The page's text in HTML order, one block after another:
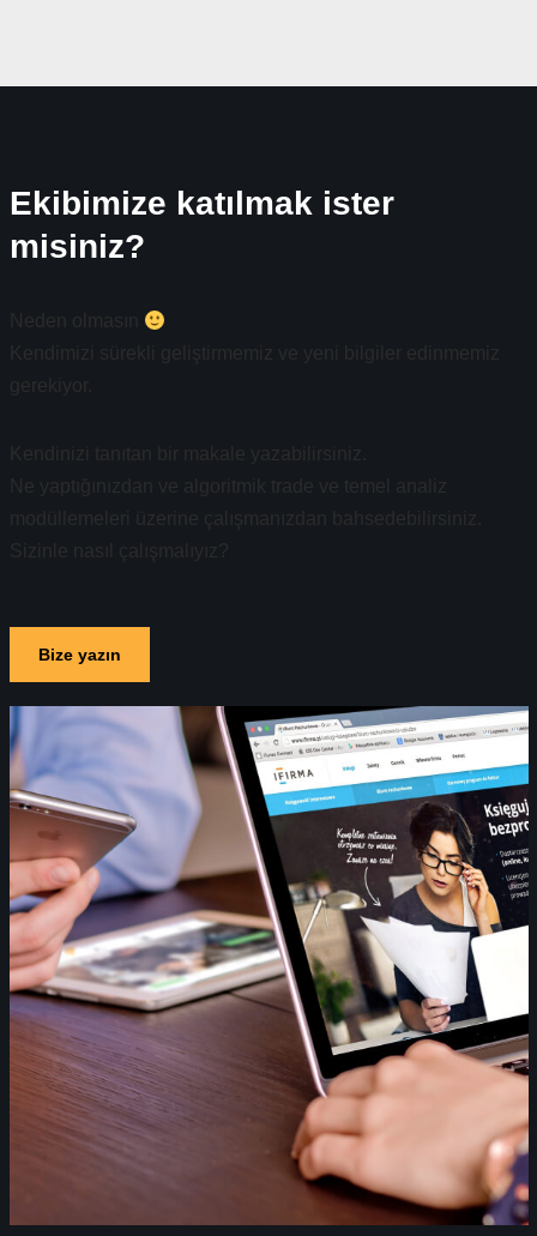
Ekibimize katılmak ister
misiniz?
Neden olmasın
Kendimizi sürekli geliştirmemiz ve yeni bilgiler edinmemiz
gerekiyor.
Kendinizi tanıtan bir makale yazabilirsiniz.
Ne yaptığınızdan ve algoritmik trade ve temel analiz
modüllemeleri üzerine çalışmanızdan bahsedebilirsiniz.
Sizinle nasıl çalışmalıyız?
Bize yazın